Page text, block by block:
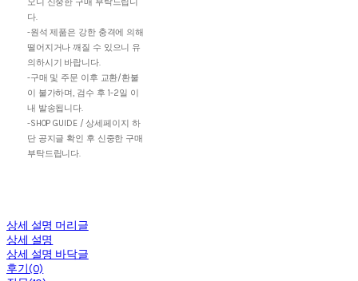
다.
-원석 제품은 강한 충격에 의해
떨어지거나 깨질 수 있으니 유
의하시기 바랍니다.
-구매 및 주문 이후 교환/환불
이 불가하며, 검수 후 1-2일 이
내 발송됩니다.
-SHOP GUIDE / 상세페이지 하
단 공지글 확인 후 신중한 구매
부탁드립니다.
상세 설명 머리글
상세 설명
상세 설명 바닥글
후기(0)